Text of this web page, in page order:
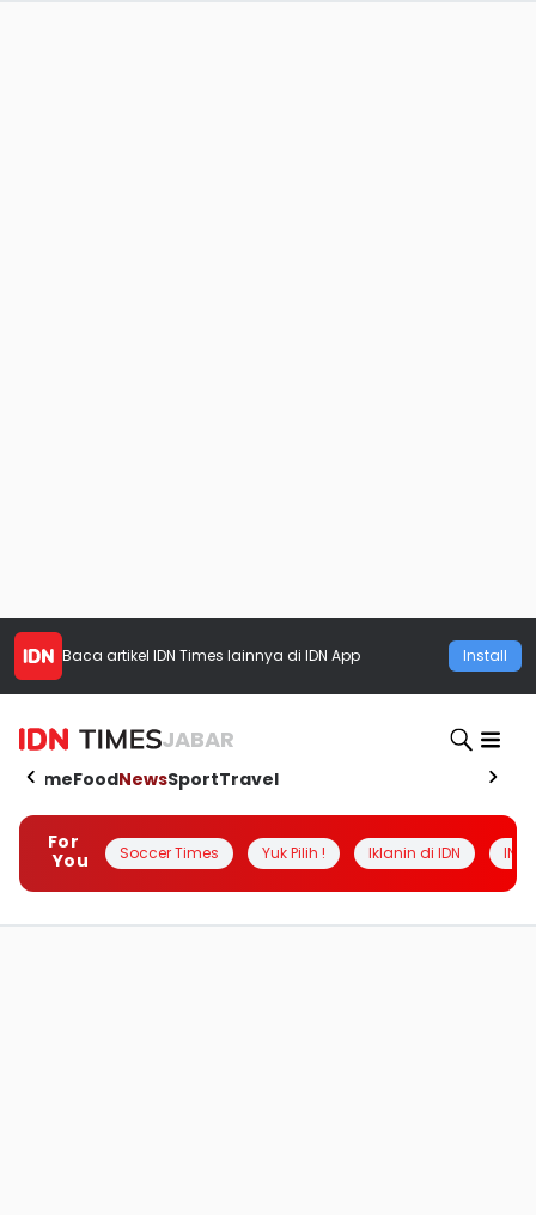
Baca artikel IDN Times lainnya di IDN App Install
JABAR
HomeFoodNewsSportTravel
For
You
Soccer Times Yuk Pilih ! Iklanin di IDN